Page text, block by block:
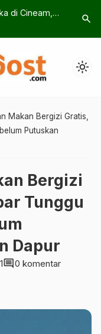
Ini
Salah
search
light_mode
Makan Bergizi Gratis,
Putuskan
Bergizi
Tunggu
Dapur
comment0 komentar